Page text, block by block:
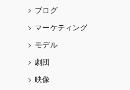
ブログ
マーケティング
モデル
劇団
映像